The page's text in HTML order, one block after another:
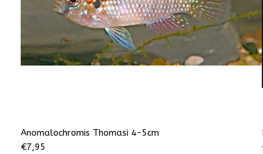
Anomalochromis Thomasi 4-5cm
€7,95